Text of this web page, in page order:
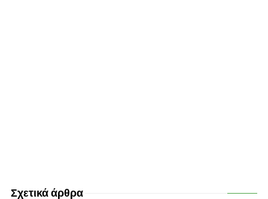
Σχετικά άρθρα